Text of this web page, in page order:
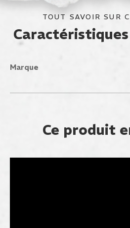
TOUT SAVOIR SUR
Marque
Ce produit